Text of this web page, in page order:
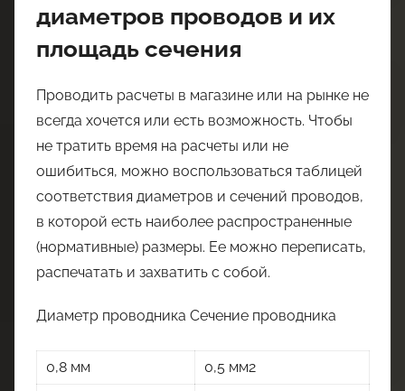
диаметров проводов и их
площадь сечения
Проводить расчеты в магазине или на рынке не
всегда хочется или есть возможность. Чтобы
не тратить время на расчеты или не
ошибиться, можно воспользоваться таблицей
соответствия диаметров и сечений проводов,
в которой есть наиболее распространенные
(нормативные) размеры. Ее можно переписать,
распечатать и захватить с собой.
Диаметр проводника Сечение проводника
0,8 мм 0,5 мм2